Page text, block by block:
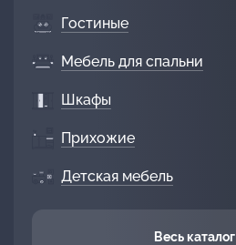
Гостиные
Мебель для спальни
Шкафы
Прихожие
Детская мебель
Весь каталог